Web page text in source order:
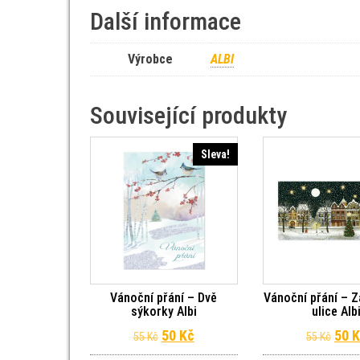
Další informace
Výrobce ALBI
Související produkty
Sleva!
Vánoční přání – Dvě
sýkorky Albi
55Kč Původní cena byla: 55 Kč.
50 KčAktuální cena je: 50 Kč.
Vánoční přání –
ulice Albi
55Kč 50